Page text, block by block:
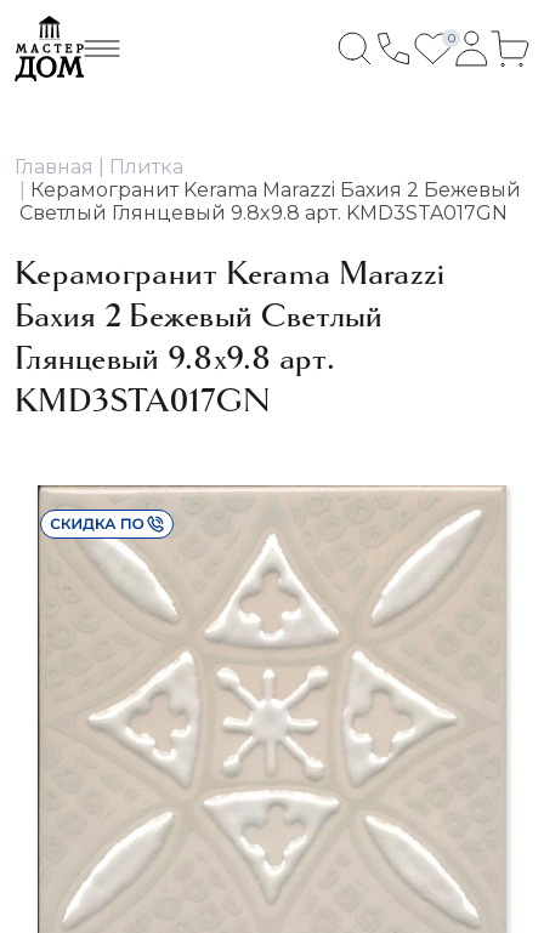
0
Главная
Плитка
Керамогранит Kerama Marazzi Бахия 2 Бежевый
Светлый Глянцевый 9.8x9.8 арт. KMD3STA017GN
Керамогранит Kerama Marazzi
Бахия 2 Бежевый Светлый
Глянцевый 9.8x9.8 арт.
KMD3STA017GN